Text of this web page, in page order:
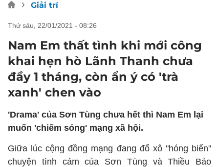
Giải trí
thứ sáu, 22/01/2021 - 08:26
Nam Em thất tình khi mới công
khai hẹn hò Lãnh Thanh chưa
đầy 1 tháng, còn ẩn ý có 'trà
xanh' chen vào
'Drama' của Sơn Tùng chưa hết thì Nam Em lại
muốn 'chiếm sóng' mạng xã hội.
Giữa lúc cộng đồng mạng đang đổ xô "hóng biến"
chuyện tình cảm của Sơn Tùng và Thiều Bảo